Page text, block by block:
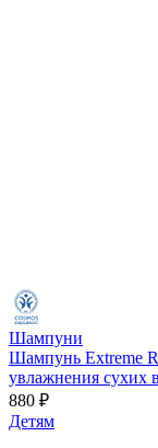
Шампуни
Шампунь Extreme
увлажнения сухих
880 ₽
Детям